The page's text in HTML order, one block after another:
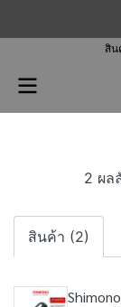
สิน
2 ผล
สินค้า (2)